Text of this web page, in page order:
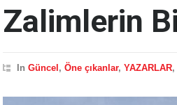
Zalimlerin
In Güncel , Öne çıkanlar, YAZARLAR,